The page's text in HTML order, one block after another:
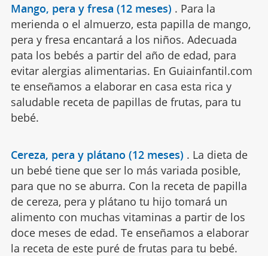
Mango, pera y fresa (12 meses) . Para la
merienda o el almuerzo, esta papilla de mango,
pera y fresa encantará a los niños. Adecuada
pata los bebés a partir del año de edad, para
evitar alergias alimentarias. En Guiainfantil.com
te enseñamos a elaborar en casa esta rica y
saludable receta de papillas de frutas, para tu
bebé.
Cereza, pera y plátano (12 meses) . La dieta de
un bebé tiene que ser lo más variada posible,
para que no se aburra. Con la receta de papilla
de cereza, pera y plátano tu hijo tomará un
alimento con muchas vitaminas a partir de los
doce meses de edad. Te enseñamos a elaborar
la receta de este puré de frutas para tu bebé.